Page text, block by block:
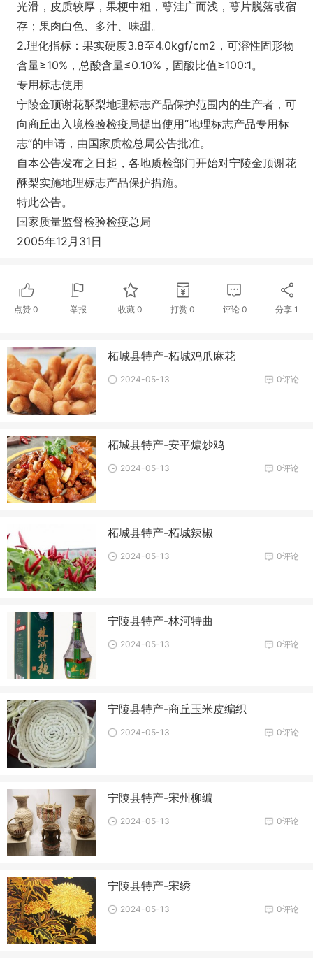
光滑，皮质较厚，果梗中粗，萼洼广而浅，萼片脱落或宿
存；果肉白色、多汁、味甜。
2.理化指标：果实硬度3.8至4.0kgf/cm2，可溶性固形物
含量≥10%，总酸含量≤0.10%，固酸比值≥100:1。
专用标志使用
宁陵金顶谢花酥梨地理标志产品保护范围内的生产者，可
向商丘出入境检验检疫局提出使用“地理标志产品专用标
志”的申请，由国家质检总局公告批准。
自本公告发布之日起，各地质检部门开始对宁陵金顶谢花
酥梨实施地理标志产品保护措施。
特此公告。
国家质量监督检验检疫总局
2005年12月31日
点赞 0 举报 收藏0 打赏 0 评论 0 分享1
柘城县特产-柘城鸡爪麻花
0评论
2024-05-13
柘城县特产-安平煸炒鸡
0评论
2024-05-13
柘城县特产-柘城辣椒
0评论
2024-05-13
宁陵县特产-林河特曲
0评论
2024-05-13
宁陵县特产-商丘玉米皮编织
0评论
2024-05-13
宁陵县特产-宋州柳编
0评论
2024-05-13
宁陵县特产-宋绣
0评论
2024-05-13